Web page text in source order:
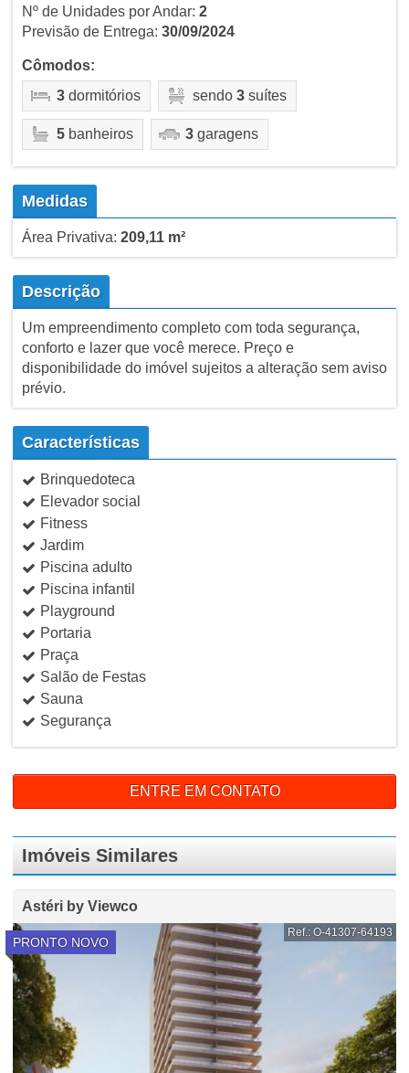
Nº de Unidades por Andar: 2
Previsão de Entrega: 30/09/2024
Cômodos:
3dormitórios sendo 3suítes
5banheiros 3garagens
Medidas
Área Privativa: 209,11 m²
Descrição
Um empreendimento completo com toda segurança,
conforto e lazer que você merece. Preço e
disponibilidade do imóvel sujeitos a alteração sem aviso
prévio.
Características
Brinquedoteca
Elevador social
Fitness
Jardim
Piscina adulto
Piscina infantil
Playground
Portaria
Praça
Salão de Festas
Sauna
Segurança
ENTRE EM CONTATO
Imóveis Similares
Astéri by Viewco
PRONTO NOVO
Ref.: O-41307-64193